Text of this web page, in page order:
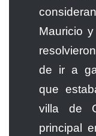
Mauricio
de ir a
que
villa de
principal